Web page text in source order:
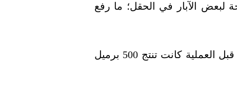
لبعض الآبار في الحقل؛ ما رفع
وأضافت الشركة، في بيان على موقعها الإلكتروني، أن إحدى الآبار قبل العملية كانت تنتج 500 برميل